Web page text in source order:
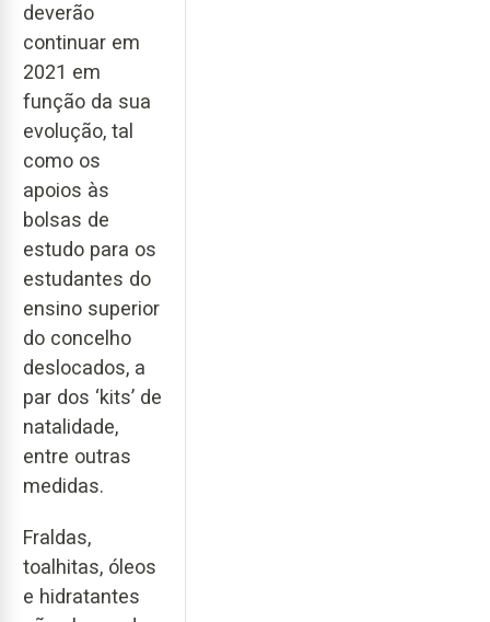
deverão
continuar em
2021 em
função da sua
evolução, tal
como os
apoios às
bolsas de
estudo para os
estudantes do
ensino superior
do concelho
deslocados, a
par dos ‘kits’ de
natalidade,
entre outras
medidas.
Fraldas,
toalhitas, óleos
e hidratantes